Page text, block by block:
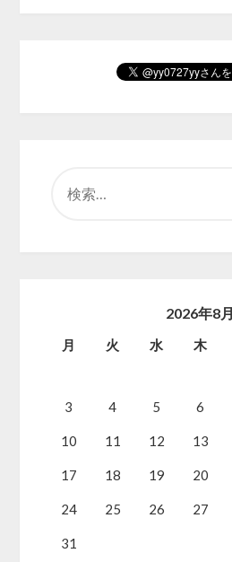
2026年8月
月 火 水 木
3 4 5 6
10 11 12 13
17 18 19 20
24 25 26 27
31